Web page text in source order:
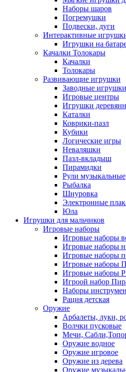
Наборы шаров
Погремушки
Подвески, дуги
Интерактивные
Игрушки на
Качалки Толокары
Качалки
Толокары
Развивающие игрушки
Заводные игрушки
Игровые центры
Игрушки
Каталки
Коврики-пазл
Кубики
Логические игры
Неваляшки
Пазл-вкладыш
Пирамидки
Рули музыкальные
Рыбалка
Шнуровка
Электронные
Юла
Игрушки для мальчиков
Игровые наборы
Игровые наборы
Игровые наборы
Игровые наборы
Игровые наборы
Игровые наборы
Игроой набор
Наборы
Рация детская
Оружие
Арбалеты, луки,
Волчки пусковые
Мечи,
Оружие водное
Оружие игровое
Оружие из дерева
Оружие